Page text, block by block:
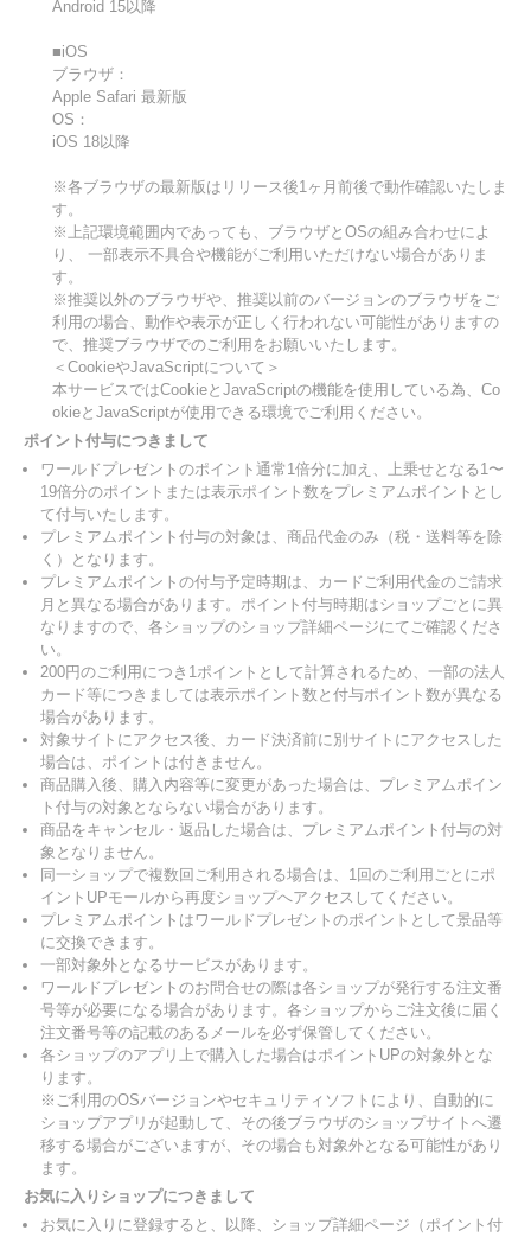
Android 15以降
■iOS
ブラウザ：
Apple Safari 最新版
OS：
iOS 18以降
※各ブラウザの最新版はリリース後1ヶ月前後で動作確認いたしま
す。
※上記環境範囲内であっても、ブラウザとOSの組み合わせによ
り、 一部表示不具合や機能がご利用いただけない場合がありま
す。
※推奨以外のブラウザや、推奨以前のバージョンのブラウザをご
利用の場合、動作や表示が正しく行われない可能性がありますの
で、推奨ブラウザでのご利用をお願いいたします。
＜CookieやJavaScriptについて＞
本サービスではCookieとJavaScriptの機能を使用している為、Co
okieとJavaScriptが使用できる環境でご利用ください。
ポイント付与につきまして
ワールドプレゼントのポイント通常1倍分に加え、上乗せとなる1〜
19倍分のポイントまたは表示ポイント数をプレミアムポイントとし
て付与いたします。
プレミアムポイント付与の対象は、商品代金のみ（税・送料等を除
く）となります。
プレミアムポイントの付与予定時期は、カードご利用代金のご請求
月と異なる場合があります。ポイント付与時期はショップごとに異
なりますので、各ショップのショップ詳細ページにてご確認くださ
い。
200円のご利用につき1ポイントとして計算されるため、一部の法人
カード等につきましては表示ポイント数と付与ポイント数が異なる
場合があります。
対象サイトにアクセス後、カード決済前に別サイトにアクセスした
場合は、ポイントは付きません。
商品購入後、購入内容等に変更があった場合は、プレミアムポイン
ト付与の対象とならない場合があります。
商品をキャンセル・返品した場合は、プレミアムポイント付与の対
象となりません。
同一ショップで複数回ご利用される場合は、1回のご利用ごとにポ
イントUPモールから再度ショップへアクセスしてください。
プレミアムポイントはワールドプレゼントのポイントとして景品等
に交換できます。
一部対象外となるサービスがあります。
ワールドプレゼントのお問合せの際は各ショップが発行する注文番
号等が必要になる場合があります。各ショップからご注文後に届く
注文番号等の記載のあるメールを必ず保管してください。
各ショップのアプリ上で購入した場合はポイントUPの対象外とな
ります。
※ご利用のOSバージョンやセキュリティソフトにより、自動的に
ショップアプリが起動して、その後ブラウザのショップサイトへ遷
移する場合がございますが、その場合も対象外となる可能性があり
ます。
お気に入りショップにつきまして
お気に入りに登録すると、以降、ショップ詳細ページ（ポイント付